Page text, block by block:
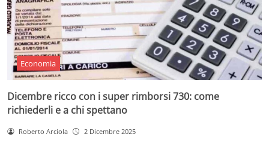
Economia
Dicembre ricco con i super rimborsi 730: come
richiederli e a chi spettano
Roberto Arciola 2 Dicembre 2025